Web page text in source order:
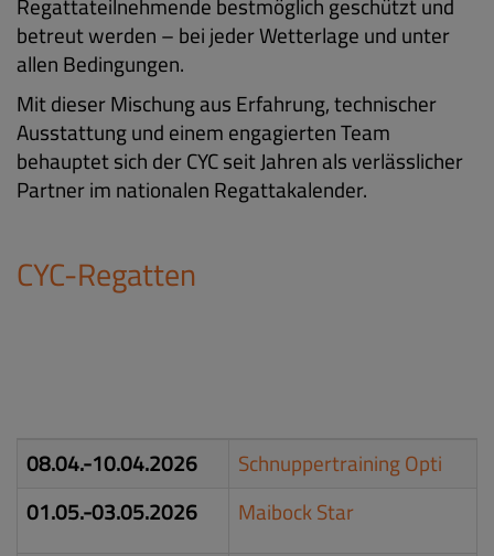
betreut werden – bei jeder Wetterlage und unter
allen Bedingungen.
Mit dieser Mischung aus Erfahrung, technischer
Ausstattung und einem engagierten Team
behauptet sich der CYC seit Jahren als verlässlicher
Partner im nationalen Regattakalender.
CYC-Regatten
08.04.-10.04.2026
Schnuppertraining Opti
01.05.-03.05.2026
Maibock Star